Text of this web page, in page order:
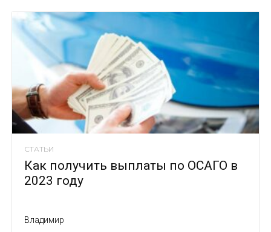
СТАТЬИ
Как получить выплаты по ОСАГО в
2023 году
Владимир